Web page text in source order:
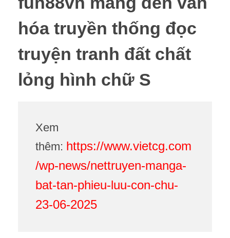
hóa truyền thống đọc
truyện tranh đất chất
lỏng hình chữ S
Xem
thêm: https://www.vietcg.com
/wp-news/nettruyen-manga-
bat-tan-phieu-luu-con-chu-
23-06-2025